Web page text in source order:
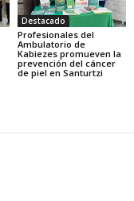
Destacado
Profesionales del
Ambulatorio de
Kabiezes promueven la
prevención del cáncer
de piel en Santurtzi